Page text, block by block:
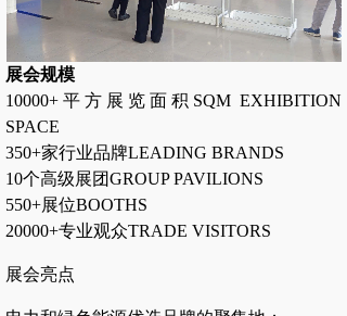
展会规模
10000+平方展览面积SQM EXHIBITION
SPACE
350+家行业品牌LEADING BRANDS
10个高级展团GROUP PAVILIONS
550+展位BOOTHS
20000+专业观众TRADE VISITORS
展会亮点